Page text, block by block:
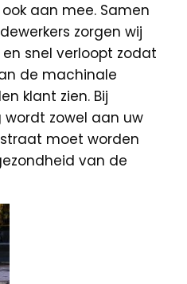
aan mee. Samen
zorgen wij
snel verloopt zodat
de machinale
klant zien. Bij
zowel aan uw
moet worden
van de